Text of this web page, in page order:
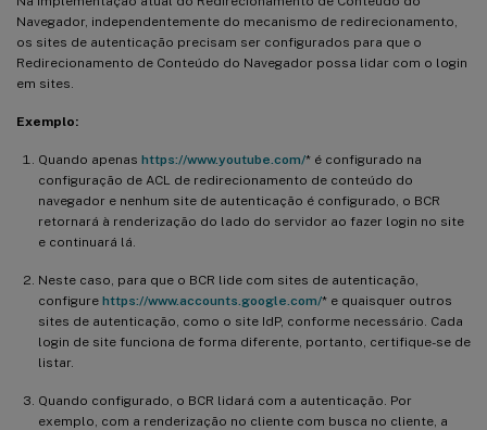
Navegador, independentemente do mecanismo de redirecionamento,
os sites de autenticação precisam ser configurados para que o
Redirecionamento de Conteúdo do Navegador possa lidar com o login
em sites.
Exemplo:
Quando apenas https://www.youtube.com/* é configurado na
configuração de ACL de redirecionamento de conteúdo do
navegador e nenhum site de autenticação é configurado, o BCR
retornará à renderização do lado do servidor ao fazer login no site
e continuará lá.
Neste caso, para que o BCR lide com sites de autenticação,
configure https://www.accounts.google.com/* e quaisquer outros
sites de autenticação, como o site IdP, conforme necessário. Cada
login de site funciona de forma diferente, portanto, certifique-se de
listar.
Quando configurado, o BCR lidará com a autenticação. Por
exemplo, com a renderização no cliente com busca no cliente, a